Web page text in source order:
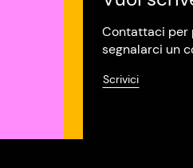
Contattaci per
segnalarci un
Scrivici